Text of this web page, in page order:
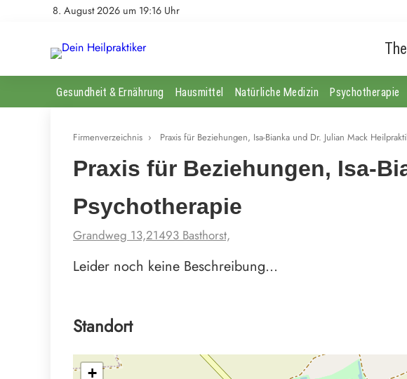
8. August 2026 um 19:16 Uhr
Gesundheit & Ernährung Hausmittel Natürliche Medizin Psychotherapie
Firmenverzeichnis › Praxis für Beziehungen, Isa-Bianka und Dr. Julian Mack
Praxis für Beziehungen, Isa-
Psychotherapie
Grandweg 13,21493 Basthorst,
Leider noch keine Beschreibung…
Standort
+